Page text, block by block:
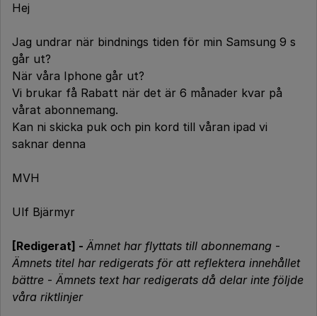
Hej
Jag undrar när bindnings tiden för min Samsung 9 s
går ut?
När våra Iphone går ut?
Vi brukar få Rabatt när det är 6 månader kvar på
vårat abonnemang.
Kan ni skicka puk och pin kord till våran ipad vi
saknar denna
MVH
Ulf Bjärmyr
[Redigerat] - Ämnet har flyttats till abonnemang -
Ämnets titel har redigerats för att reflektera innehållet
bättre - Ämnets text har redigerats då delar inte följde
våra riktlinjer